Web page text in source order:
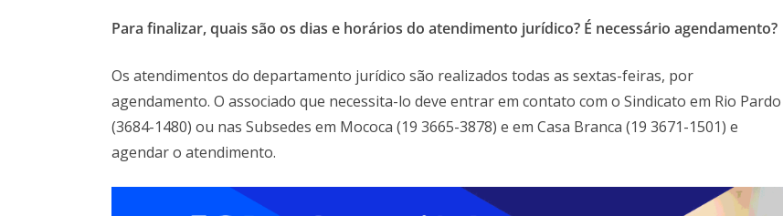
Para finalizar, quais são os dias e horários do atendimento jurídico? É necessário agendamento?
Os atendimentos do departamento jurídico são realizados todas as sextas-feiras, por
agendamento. O associado que necessita-lo deve entrar em contato com o Sindicato em Rio Pardo
(3684-1480) ou nas Subsedes em Mococa (19 3665-3878) e em Casa Branca (19 3671-1501) e
agendar o atendimento.